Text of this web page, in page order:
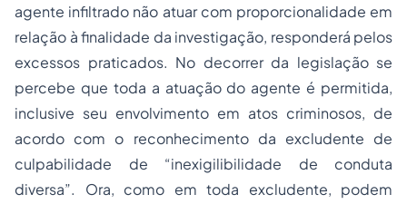
agente infiltrado não atuar com proporcionalidade em
relação à finalidade da investigação, responderá pelos
excessos praticados. No decorrer da legislação se
percebe que toda a atuação do agente é permitida,
inclusive seu envolvimento em atos criminosos, de
acordo com o reconhecimento da excludente de
culpabilidade de “inexigilibilidade de conduta
diversa”. Ora, como em toda excludente, podem